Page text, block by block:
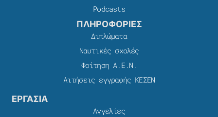
Podcasts
ΠΛΗΡΟΦΟΡΙΕΣ
Διπλώματα
Ναυτικές σχολές
Φοίτηση Α.Ε.Ν.
Αιτήσεις εγγραφής ΚΕΣΕΝ
ΕΡΓΑΣΙΑ
Αγγελίες